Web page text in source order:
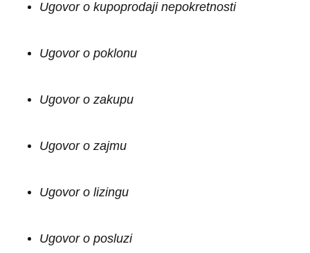
Ugovor o kupoprodaji nepokretnosti
Ugovor o poklonu
Ugovor o zakupu
Ugovor o zajmu
Ugovor o lizingu
Ugovor o posluzi